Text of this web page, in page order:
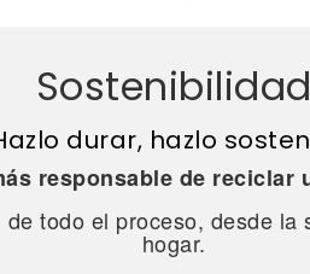
Sostenibilidad
durar, hazlo
responsable de reciclar
todo el proceso, desde
hogar.